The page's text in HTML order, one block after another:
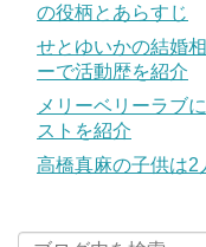
の役柄とあらすじ
せとゆいかの結婚
ーで活動歴を紹介
メリーベリーラブ
ストを紹介
高橋真麻の子供は2